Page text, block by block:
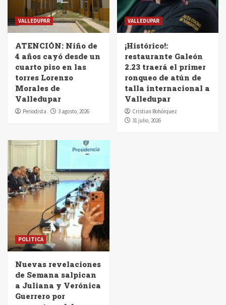
VALLEDUPAR
ATENCIÓN: Niño de
4 años cayó desde un
cuarto piso en las
torres Lorenzo
Morales de
Valledupar
Periodista 3 agosto, 2026
VALLEDUPAR
¡Histórico!:
restaurante Galeón
2.23 traerá el primer
ronqueo de atún de
talla internacional a
Valledupar
Cristian Bohórquez
31 julio, 2026
POLITICA
Nuevas revelaciones
de Semana salpican
a Juliana y Verónica
Guerrero por